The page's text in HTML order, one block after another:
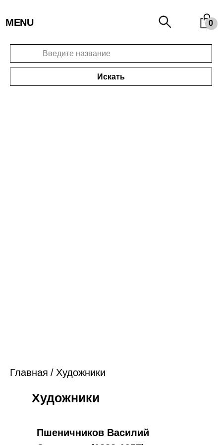
0
MENU
Искать
Главная / Художники
Художники
Пшеничников Василий